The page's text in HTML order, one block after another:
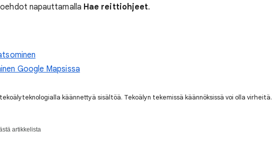
napauttamalla Hae reittiohjeet.
Google Mapsissa
käännettyä sisältöä. Tekoälyn tekemissä käännöksissä voi olla virheitä.
artikkelista